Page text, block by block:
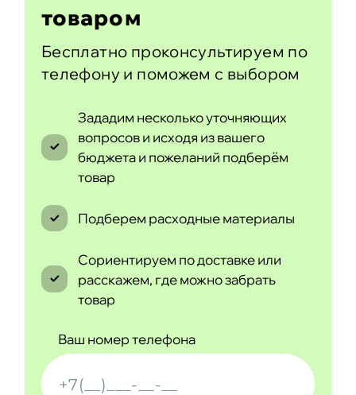
товаром
Бесплатно проконсультируем по
телефону и поможем с выбором
Зададим несколько уточняющих
вопросов и исходя из вашего
бюджета и пожеланий подберём
товар
Подберем расходные материалы
Сориентируем по доставке или
расскажем, где можно забрать
товар
Ваш номер телефона